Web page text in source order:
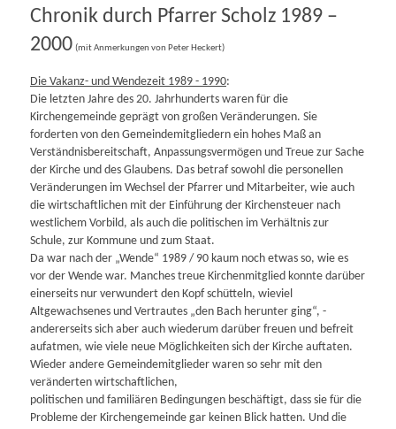
Chronik durch Pfarrer Scholz 1989 –
2000 (mit Anmerkungen von Peter Heckert)
Die Vakanz- und Wendezeit 1989 - 1990:
Die letzten Jahre des 20. Jahrhunderts waren für die
Kirchengemeinde geprägt von großen Veränderungen. Sie
forderten von den Gemeindemitgliedern ein hohes Maß an
Verständnisbereitschaft, Anpassungsvermögen und Treue zur Sache
der Kirche und des Glaubens. Das betraf sowohl die personellen
Veränderungen im Wechsel der Pfarrer und Mitarbeiter, wie auch
die wirtschaftlichen mit der Einführung der Kirchensteuer nach
westlichem Vorbild, als auch die politischen im Verhältnis zur
Schule, zur Kommune und zum Staat.
Da war nach der „Wende“ 1989 / 90 kaum noch etwas so, wie es
vor der Wende war. Manches treue Kirchenmitglied konnte darüber
einerseits nur verwundert den Kopf schütteln, wieviel
Altgewachsenes und Vertrautes „den Bach herunter ging“, -
andererseits sich aber auch wiederum darüber freuen und befreit
aufatmen, wie viele neue Möglichkeiten sich der Kirche auftaten.
Wieder andere Gemeindemitglieder waren so sehr mit den
veränderten wirtschaftlichen,
politischen und familiären Bedingungen beschäftigt, dass sie für die
Probleme der Kirchengemeinde gar keinen Blick hatten. Und die